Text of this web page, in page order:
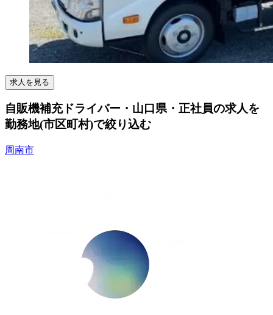
求人を見る
自販機補充ドライバー・山口県・正社員の求人を
勤務地(市区町村)で絞り込む
周南市